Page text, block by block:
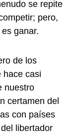
se repite
pero,
ganar.
de los
hace casi
nuestro
certamen del
con países
libertador